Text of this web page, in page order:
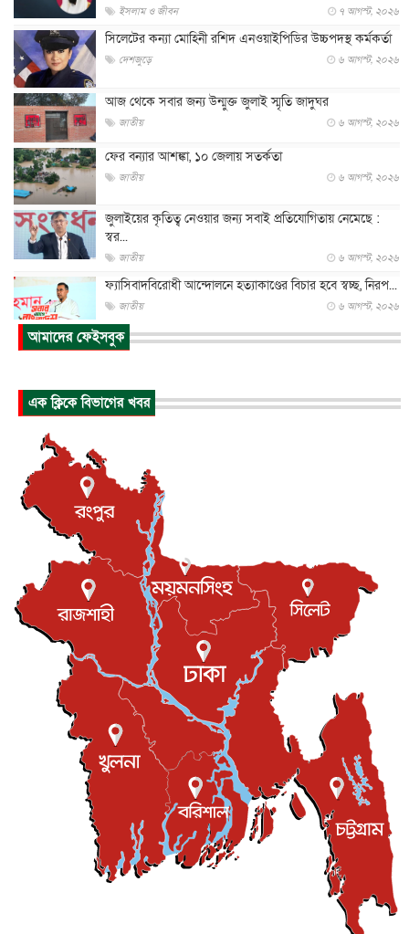
ইসলাম ও জীবন ৭ আগস্ট, ২০২৬
সিলেটের কন্যা মোহিনী রশিদ এনওয়াইপিডির উচ্চপদস্থ কর্মকর্তা
দেশজুড়ে ৬ আগস্ট, ২০২৬
আজ থেকে সবার জন্য উন্মুক্ত জুলাই স্মৃতি জাদুঘর
জাতীয় ৬ আগস্ট, ২০২৬
ফের বন্যার আশঙ্কা, ১০ জেলায় সতর্কতা
জাতীয় ৬ আগস্ট, ২০২৬
জুলাইয়ের কৃতিত্ব নেওয়ার জন্য সবাই প্রতিযোগিতায় নেমেছে :
স্বর...
জাতীয় ৬ আগস্ট, ২০২৬
ফ্যাসিবাদবিরোধী আন্দোলনে হত্যাকাণ্ডের বিচার হবে স্বচ্ছ, নিরপ...
জাতীয় ৬ আগস্ট, ২০২৬
ভারত সরকারের কাছে ক্ষমা চাইলেন জাকারবার্গ
আকাশে ট্রাম্পের হেলিকপ্টার ও যাত্রীবাহী বিমান মুখোমুখি, তদন্...
আন্তর্জাতিক
আন্তর্জাতিক
যুক্তরাষ্ট্রে পারিবারিক সংঘাতে বন্দুক হামলা, নিহত ৩
আন্তর্জাতিক
টি-টোয়েন্টি ইতিহাসের সর্বোচ্চ রানের মালিক এখন জস বাটলার
খেলাধুলা ৬ আগস্ট, ২০২৬
বস্তিতে কেটেছে শৈশব, আজ মুম্বাইয়ে দুই বাড়ির মালিক
৬ আগস্ট, ২০২৬
যুক্তরাজ্যে বসবাসরত জাতীয়তাবাদী কুলাউড়াবাসীর মত বিনিময়
সভা...
ইউকে কমিউনিটি ৫ আগস্ট, ২০২৬
প্রধানমন্ত্রীকে সৌদি আরব সফরের আমন্ত্রণ
জাতীয় ৫ আগস্ট, ২০২৬
জুলাই গণ-অভ্যুত্থান দিবস আজ, স্মরণে দেশজুড়ে কর্মসূচি
৫ আগস্ট, ২০২৬
জনগণ পরিবর্তন চেয়েছে বলেই জুলাই আন্দোলন সফল :
প্রধানমন্ত্রী
জাতীয় ৫ আগস্ট, ২০২৬
বেনজীর আহমেদের সঙ্গে পরীমনির ঘনিষ্ঠ সম্পর্ক ছিল : নাসির
আমাদের ফেইসবুক
এক ক্লিকে বিভাগের খবর